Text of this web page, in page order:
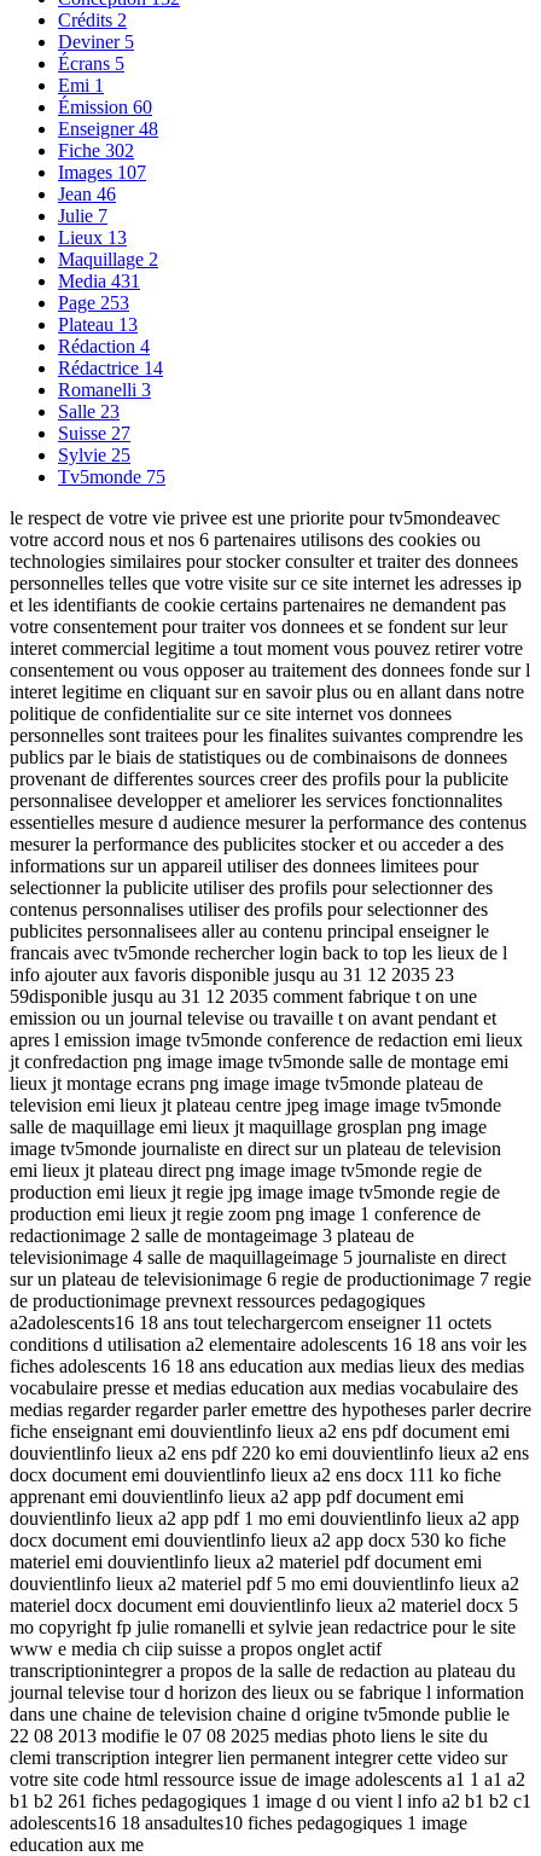
Crédits 2
Deviner 5
Écrans 5
Emi 1
Émission 60
Enseigner48
Fiche 302
Images 107
Jean 46
Julie 7
Lieux 13
Maquillage 2
Media 431
Page 253
Plateau 13
Rédaction 4
Rédactrice 14
Romanelli 3
Salle 23
Suisse 27
Sylvie 25
Tv5monde 75
le respect de votre vie privee est une priorite pour tv5mondeavec
votre accord nous et nos 6 partenaires utilisons des cookies ou
technologies similaires pour stocker consulter et traiter des donnees
personnelles telles que votre visite sur ce site internet les adresses ip
et les identifiants de cookie certains partenaires ne demandent pas
votre consentement pour traiter vos donnees et se fondent sur leur
interet commercial legitime a tout moment vous pouvez retirer votre
consentement ou vous opposer au traitement des donnees fonde sur l
interet legitime en cliquant sur en savoir plus ou en allant dans notre
politique de confidentialite sur ce site internet vos donnees
personnelles sont traitees pour les finalites suivantes comprendre les
publics par le biais de statistiques ou de combinaisons de donnees
provenant de differentes sources creer des profils pour la publicite
personnalisee developper et ameliorer les services fonctionnalites
essentielles mesure d audience mesurer la performance des contenus
mesurer la performance des publicites stocker et ou acceder a des
informations sur un appareil utiliser des donnees limitees pour
selectionner la publicite utiliser des profils pour selectionner des
contenus personnalises utiliser des profils pour selectionner des
publicites personnalisees aller au contenu principal enseigner le
francais avec tv5monde rechercher login back to top les lieux de l
info ajouter aux favoris disponible jusqu au 31 12 2035 23
59disponible jusqu au 31 12 2035 comment fabrique t on une
emission ou un journal televise ou travaille t on avant pendant et
apres l emission image tv5monde conference de redaction emi lieux
jt confredaction png image image tv5monde salle de montage emi
lieux jt montage ecrans png image image tv5monde plateau de
television emi lieux jt plateau centre jpeg image image tv5monde
salle de maquillage emi lieux jt maquillage grosplan png image
image tv5monde journaliste en direct sur un plateau de television
emi lieux jt plateau direct png image image tv5monde regie de
production emi lieux jt regie jpg image image tv5monde regie de
production emi lieux jt regie zoom png image 1 conference de
redactionimage 2 salle de montageimage 3 plateau de
televisionimage 4 salle de maquillageimage 5 journaliste en direct
sur un plateau de televisionimage 6 regie de productionimage 7 regie
de productionimage prevnext ressources pedagogiques
a2adolescents16 18 ans tout telechargercom enseigner 11 octets
conditions d utilisation a2 elementaire adolescents 16 18 ans voir les
fiches adolescents 16 18 ans education aux medias lieux des medias
vocabulaire presse et medias education aux medias vocabulaire des
medias regarder regarder parler emettre des hypotheses parler decrire
fiche enseignant emi douvientlinfo lieux a2 ens pdf document emi
douvientlinfo lieux a2 ens pdf 220 ko emi douvientlinfo lieux a2 ens
docx document emi douvientlinfo lieux a2 ens docx 111 ko fiche
apprenant emi douvientlinfo lieux a2 app pdf document emi
douvientlinfo lieux a2 app pdf 1 mo emi douvientlinfo lieux a2 app
docx document emi douvientlinfo lieux a2 app docx 530 ko fiche
materiel emi douvientlinfo lieux a2 materiel pdf document emi
douvientlinfo lieux a2 materiel pdf 5 mo emi douvientlinfo lieux a2
materiel docx document emi douvientlinfo lieux a2 materiel docx 5
mo copyright fp julie romanelli et sylvie jean redactrice pour le site
www e media ch ciip suisse a propos onglet actif
transcriptionintegrer a propos de la salle de redaction au plateau du
journal televise tour d horizon des lieux ou se fabrique l information
dans une chaine de television chaine d origine tv5monde publie le
22 08 2013 modifie le 07 08 2025 medias photo liens le site du
clemi transcription integrer lien permanent integrer cette video sur
votre site code html ressource issue de image adolescents a1 1 a1 a2
b1 b2 261 fiches pedagogiques 1 image d ou vient l info a2 b1 b2 c1
adolescents16 18 ansadultes10 fiches pedagogiques 1 image
education aux me